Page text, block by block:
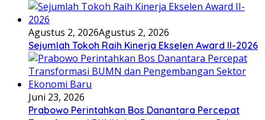
Agustus 2, 2026Agustus 2, 2026
Sejumlah Tokoh Raih Kinerja Ekselen Award II-2026
Juni 23, 2026
Prabowo Perintahkan Bos Danantara Percepat